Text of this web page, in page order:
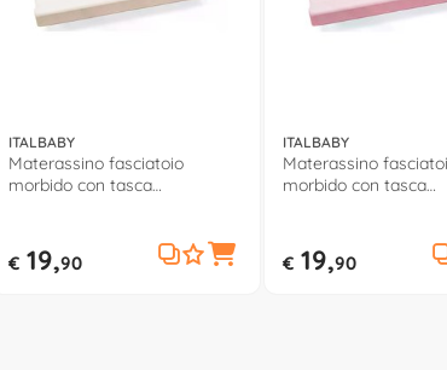
ITALBABY
Materassino fasciatoio
morbido con tasca
€ 19,90
ITALBABY
Materassino
morbido con tasca
€ 19,90